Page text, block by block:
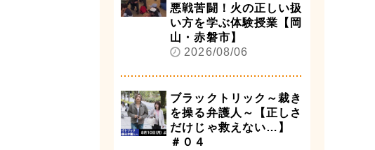
悪戦苦闘！火の正しい扱
い方を学ぶ体験授業【岡
山・赤磐市】
2026/08/06
ブラックトリック～裁き
を操る弁護人～【正しさ
だけじゃ救えない…】
＃０４